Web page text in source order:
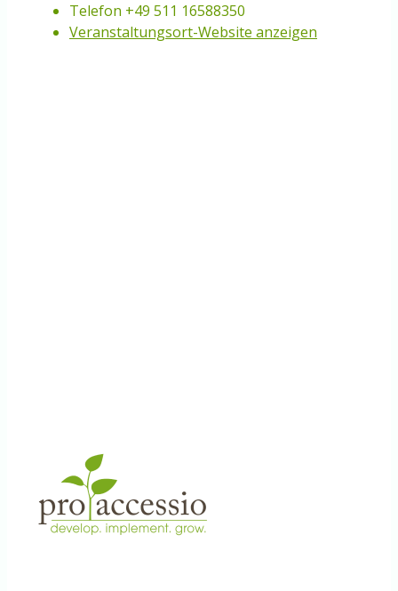
Telefon +49 511 16588350
Veranstaltungsort-Website anzeigen